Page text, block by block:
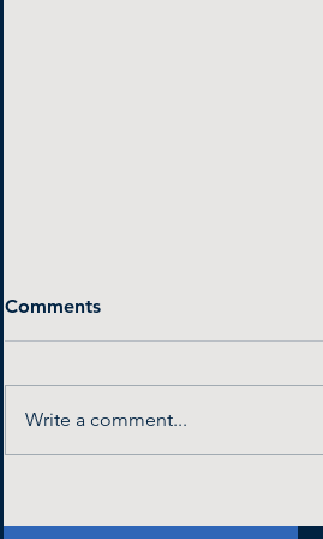
een Interim Transformation
Comments
Write a comment...